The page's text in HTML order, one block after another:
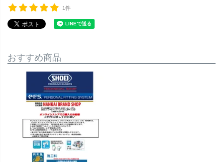
1件
おすすめ商品